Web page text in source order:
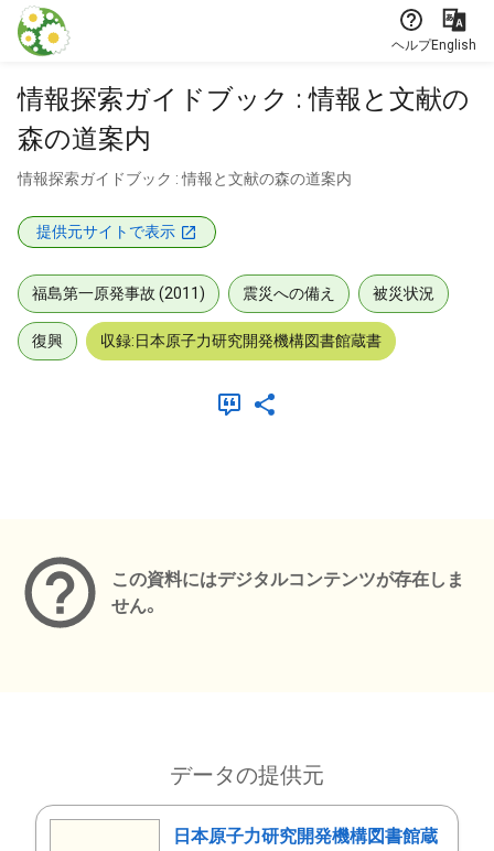
本文に飛ぶ
ヘルプEnglish
情報探索ガイドブック : 情報と文献の
森の道案内
情報探索ガイドブック : 情報と文献の森の道案内
提供元サイトで表示
福島第一原発事故 (2011) 震災への備え 被災状況
復興 収録:日本原子力研究開発機構図書館蔵書
この資料にはデジタルコンテンツが存在しま
せん。
データの提供元
日本原子力研究開発機構図書館蔵